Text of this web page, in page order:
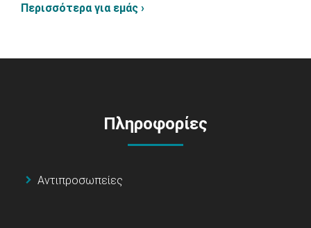
Περισσότερα για εμάς ›
Πληροφορίες
Αντιπροσωπείες